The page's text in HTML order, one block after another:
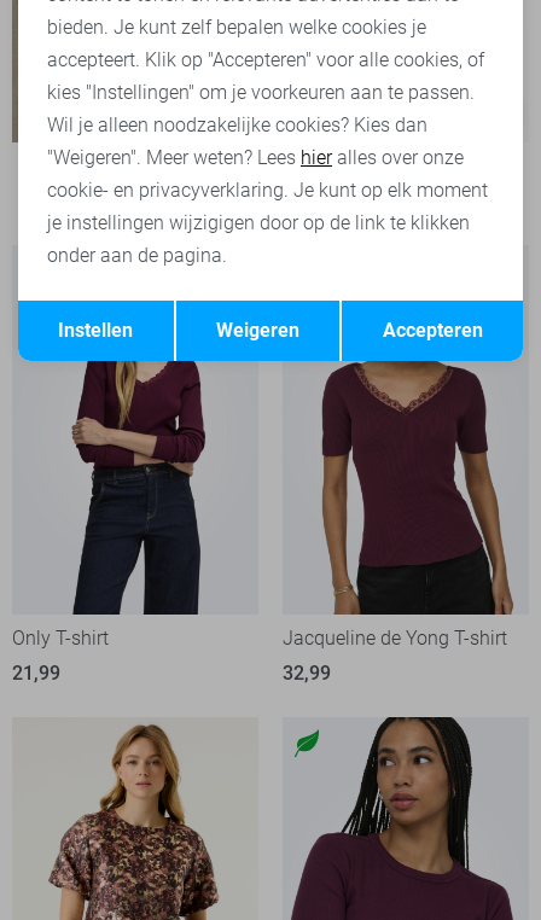
Vila T-shirt
28,00
34,99
Only T-shirt
21,99
Jacqueline de Yong T-shirt
32,99
Terug Opslaan
bieden. Je kunt zelf bepalen welke cookies je
accepteert. Klik op "Accepteren" voor alle cookies, of
kies "Instellingen" om je voorkeuren aan te passen.
Wil je alleen noodzakelijke cookies? Kies dan
"Weigeren". Meer weten? Lees hieralles over onze
cookie- en privacyverklaring. Je kunt op elk moment
je instellingen wijzigigen door op de link te klikken
onder aan de pagina.
Accepteren
Weigeren
Instellen